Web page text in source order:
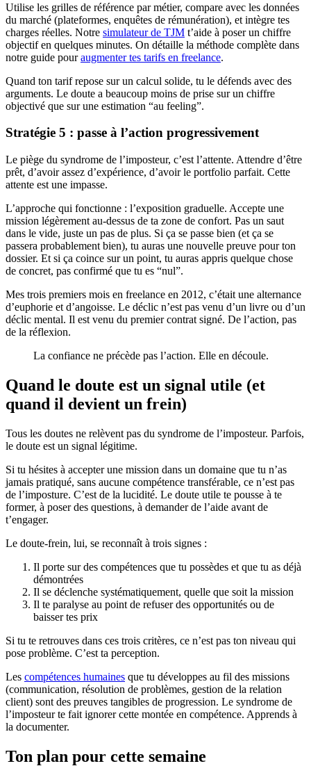
Utilise les grilles de référence par métier, compare avec les données
du marché (plateformes, enquêtes de rémunération), et intègre tes
charges réelles. Notre simulateur de TJM t’aide à poser un chiffre
objectif en quelques minutes. On détaille la méthode complète dans
notre guide pouraugmenter tes tarifs en freelance.
Quand ton tarif repose sur un calcul solide, tu le défends avec des
arguments. Le doute a beaucoup moins de prise sur un chiffre
objectivé que sur une estimation “au feeling”.
Stratégie 5 : passe à l’action progressivement
Le piège du syndrome de l’imposteur, c’est l’attente. Attendre d’être
prêt, d’avoir assez d’expérience, d’avoir le portfolio parfait. Cette
attente est une impasse.
L’approche qui fonctionne : l’exposition graduelle. Accepte une
mission légèrement au-dessus de ta zone de confort. Pas un saut
dans le vide, juste un pas de plus. Si ça se passe bien (et ça se
passera probablement bien), tu auras une nouvelle preuve pour ton
dossier. Et si ça coince sur un point, tu auras appris quelque chose
de concret, pas confirmé que tu es “nul”.
Mes trois premiers mois en freelance en 2012, c’était une alternance
d’euphorie et d’angoisse. Le déclic n’est pas venu d’un livre ou d’un
déclic mental. Il est venu du premier contrat signé. De l’action, pas
de la réflexion.
La confiance ne précède pas l’action. Elle en découle.
Quand le doute est un signal utile (et
quand il devient un frein)
Tous les doutes ne relèvent pas du syndrome de l’imposteur. Parfois,
le doute est un signal légitime.
Si tu hésites à accepter une mission dans un domaine que tu n’as
jamais pratiqué, sans aucune compétence transférable, ce n’est pas
de l’imposture. C’est de la lucidité. Le doute utile te pousse à te
former, à poser des questions, à demander de l’aide avant de
t’engager.
Le doute-frein, lui, se reconnaît à trois signes :
Il porte sur des compétences que tu possèdes et que tu as déjà
démontrées
Il se déclenche systématiquement, quelle que soit la mission
Il te paralyse au point de refuser des opportunités ou de
baisser tes prix
Si tu te retrouves dans ces trois critères, ce n’est pas ton niveau qui
pose problème. C’est ta perception.
Les compétences humaines que tu développes au fil des missions
(communication, résolution de problèmes, gestion de la relation
client) sont des preuves tangibles de progression. Le syndrome de
l’imposteur te fait ignorer cette montée en compétence. Apprends à
la documenter.
Ton plan pour cette semaine